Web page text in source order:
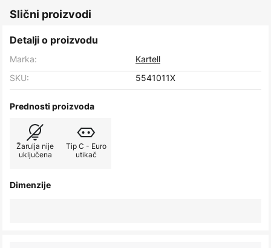
Slični proizvodi
Detalji o proizvodu
Marka:
Kartell
SKU:
5541011X
Prednosti proizvoda
Žarulja nije
uključena
Tip C - Euro
utikač
Dimenzije